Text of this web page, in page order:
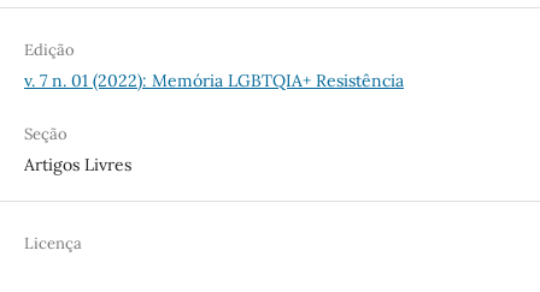
Edição
v. 7 n. 01 (2022): Memória LGBTQIA+ Resistência
Seção
Artigos Livres
Licença